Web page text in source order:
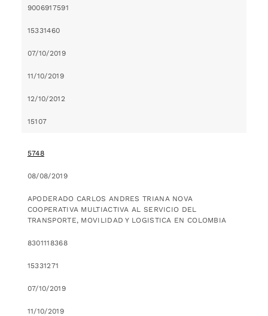
9006917591
15331460
07/10/2019
11/10/2019
12/10/2012
15107
5748
08/08/2019
APODERADO CARLOS ANDRES TRIANA NOVA
COOPERATIVA MULTIACTIVA AL SERVICIO DEL
TRANSPORTE, MOVILIDAD Y LOGISTICA EN COLOMBIA
8301118368
15331271
07/10/2019
11/10/2019